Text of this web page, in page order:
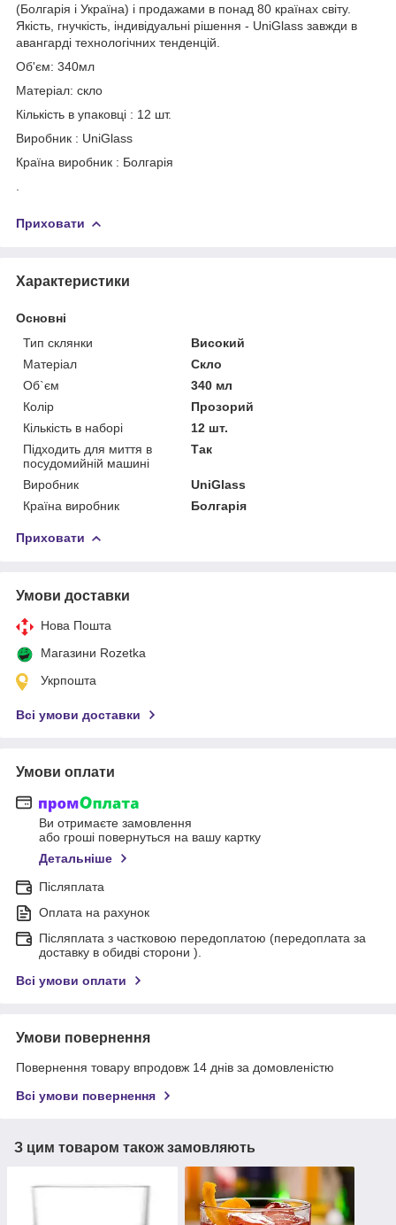
(Болгарія і Україна) і продажами в понад 80 країнах світу.
Якість, гнучкість, індивідуальні рішення - UniGlass завжди в
авангарді технологічних тенденцій.
Об'єм: 340мл
Матеріал: скло
Кількість в упаковці : 12 шт.
Виробник : UniGlass
Країна виробник : Болгарія
Приховати
Характеристики
Основні
Тип склянки
Високий
Матеріал
Скло
Об`єм
340 мл
Колір
Прозорий
Кількість в наборі
12 шт.
Підходить для миття в
посудомийній машині
Так
Виробник
UniGlass
Країна виробник
Болгарія
Приховати
Умови доставки
Нова Пошта
Магазини Rozetka
Укрпошта
Всі умови доставки
Умови оплати
Ви отримаєте замовлення
або гроші повернуться на вашу картку
Детальніше
Післяплата
Оплата на рахунок
Післяплата з частковою передоплатою (передоплата за
доставку в обидві сторони ).
Всі умови оплати
Умови повернення
Повернення товару впродовж 14 днів за домовленістю
Всі умови повернення
З цим товаром також замовляють